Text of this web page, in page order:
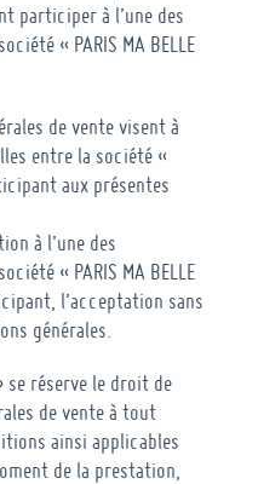
participer à l’une des
« PARIS MA BELLE
de vente visent à
entre la société «
aux présentes
à l’une des
« PARIS MA BELLE
l’acceptation sans
générales.
se réserve le droit de
de vente à tout
ainsi applicables
de la prestation,